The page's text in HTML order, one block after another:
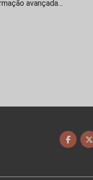
avançada…